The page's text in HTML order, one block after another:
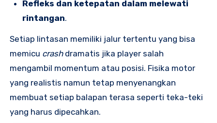
Refleks dan ketepatan dalam melewati
rintangan.
Setiap lintasan memiliki jalur tertentu yang bisa
memicu crashdramatis jika player salah
mengambil momentum atau posisi. Fisika motor
yang realistis namun tetap menyenangkan
membuat setiap balapan terasa seperti teka-teki
yang harus dipecahkan.